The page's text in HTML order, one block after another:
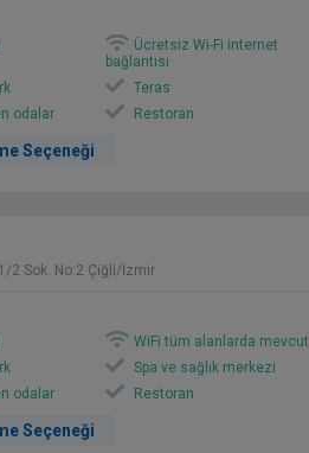
Ücretsiz Wi-Fi internet
bağlantısı
Teras
odalar
Restoran
Seçeneği
2 Sok. No:2 Çiğli/İzmir
WiFi tüm alanlarda mevcut
Spa ve sağlık merkezi
odalar
Restoran
Seçeneği